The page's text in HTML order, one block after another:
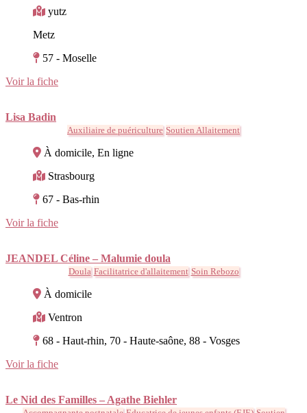
yutz
Metz
57 - Moselle
Voir la fiche
Lisa Badin
Auxiliaire de puériculture Soutien Allaitement
À domicile, En ligne
Strasbourg
67 - Bas-rhin
Voir la fiche
JEANDEL Céline – Malumie doula
Doula Facilitatrice d'allaitement Soin Rebozo
À domicile
Ventron
68 - Haut-rhin, 70 - Haute-saône, 88 - Vosges
Voir la fiche
Le Nid des Familles – Agathe Biehler